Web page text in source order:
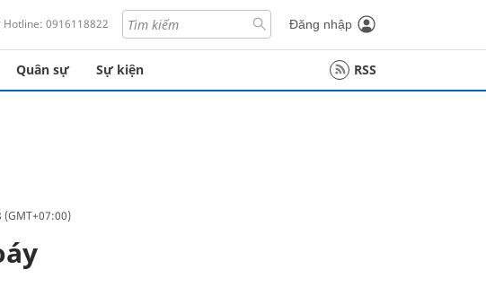
Hotline: 0916118822 Đăng nhập
Quân sự Sự kiện RSS